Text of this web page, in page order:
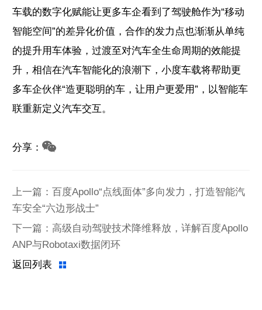
车载的数字化赋能让更多车企看到了驾驶舱作为“移动
智能空间”的差异化价值，合作的发力点也渐渐从单纯
的提升用车体验，过渡至对汽车全生命周期的效能提
升，相信在汽车智能化的浪潮下，小度车载将帮助更
多车企伙伴“造更聪明的车，让用户更爱用”，以智能车
联重新定义汽车交互。
分享：
上一篇：百度Apollo“点线面体”多向发力，打造智能汽
车安全“六边形战士”
返回列表
下一篇：高级自动驾驶技术降维释放，详解百度Apollo
ANP与Robotaxi数据闭环